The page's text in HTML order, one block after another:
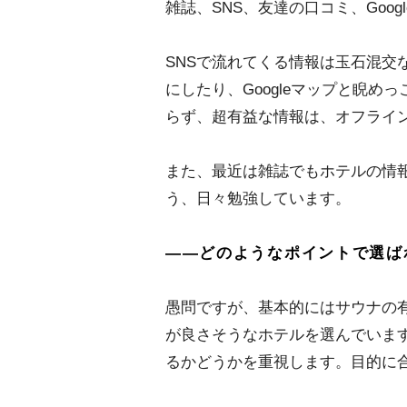
雑誌、SNS、友達の口コミ、
SNSで流れてくる情報は玉石混交
にしたり、Googleマップと睨め
らず、超有益な情報は、オフライ
また、最近は雑誌でもホテルの情
う、日々勉強しています。
――どのようなポイントで選ば
愚問ですが、基本的にはサウナの
が良さそうなホテルを選んでいま
るかどうかを重視します。目的に